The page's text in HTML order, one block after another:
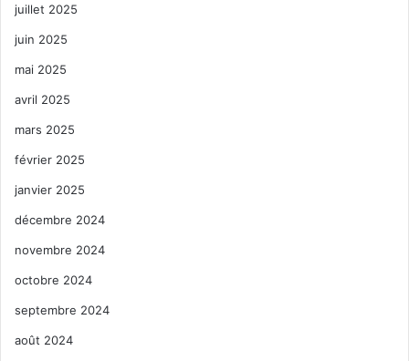
juillet 2025
juin 2025
mai 2025
avril 2025
mars 2025
février 2025
janvier 2025
décembre 2024
novembre 2024
octobre 2024
septembre 2024
août 2024